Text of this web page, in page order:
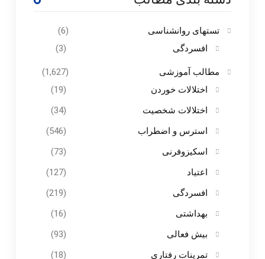
تستهای روانشناسی
(6)
افسردگی
(3)
مطالب آموزشی
(1,627)
اختلالات خوردن
(19)
اختلالات شخصیت
(34)
استرس و اضطراب
(546)
اسکیزوفرنی
(73)
اعتیاد
(127)
افسردگی
(219)
بهداشتی
(16)
بیش فعالی
(93)
تمرینات رفتاری
(18)